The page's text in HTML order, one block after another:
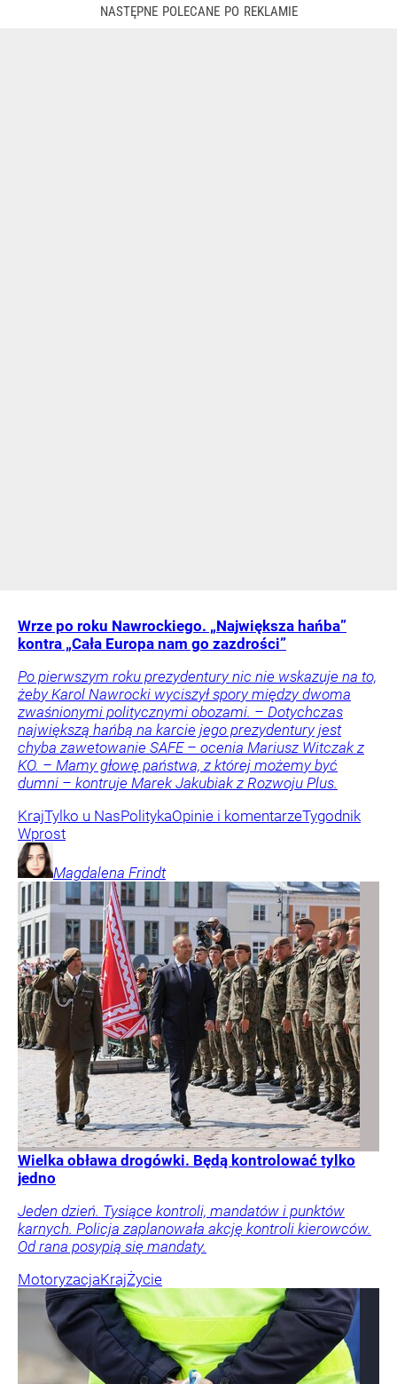
Wrze po roku Nawrockiego. „Największa hańba”
kontra „Cała Europa nam go zazdrości”
Po pierwszym roku prezydentury nic nie wskazuje na to,
żeby Karol Nawrocki wyciszył spory między dwoma
zwaśnionymi politycznymi obozami. – Dotychczas
największą hańbą na karcie jego prezydentury jest
chyba zawetowanie SAFE – ocenia Mariusz Witczak z
KO. – Mamy głowę państwa, z której możemy być
dumni – kontruje Marek Jakubiak z Rozwoju Plus.
KrajTylko u NasPolitykaOpinie i komentarzeTygodnik
Wprost
Magdalena Frindt
Wielka obława drogówki. Będą kontrolować tylko
jedno
Jeden dzień. Tysiące kontroli, mandatów i punktów
karnych. Policja zaplanowała akcję kontroli kierowców.
Od rana posypią się mandaty.
MotoryzacjaKrajŻycie